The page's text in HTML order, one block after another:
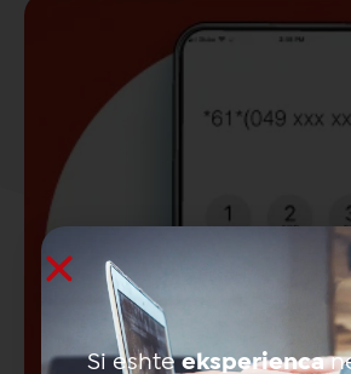
Si eshteeksperienca